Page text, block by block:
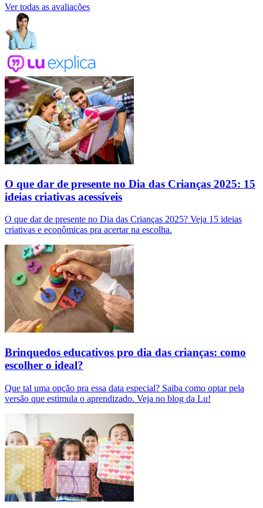
Ver todas as avaliações
O que dar de presente no Dia das Crianças 2025: 15
ideias criativas acessíveis
O que dar de presente no Dia das Crianças 2025? Veja 15 ideias
criativas e econômicas pra acertar na escolha.
Brinquedos educativos pro dia das crianças: como
escolher o ideal?
Que tal uma opção pra essa data especial? Saiba como optar pela
versão que estimula o aprendizado. Veja no blog da Lu!